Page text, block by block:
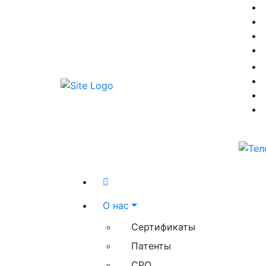
О нас
Сертификаты
Патенты